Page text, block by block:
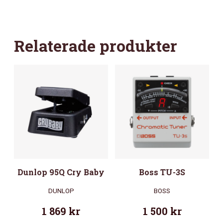
Relaterade produkter
Dunlop 95Q Cry Baby
DUNLOP
1 869 kr
Boss TU-3S
BOSS
1 500 kr